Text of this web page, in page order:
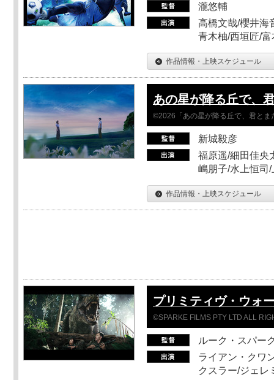
瀧悠輔
高橋文哉/櫻井海
青木柚/西垣匠/
作品情報・上映スケジュール
あの星が降る丘で、
©2026「あの星が降る丘で、君とま
新城毅彦
福原遥/細田佳央
嶋朋子/水上恒司
作品情報・上映スケジュール
プリミティヴ・ウォ
©SPARKE FILMS PTY LTD ALL
ルーク・スパー
ライアン・クワ
クスラー/ジェレ